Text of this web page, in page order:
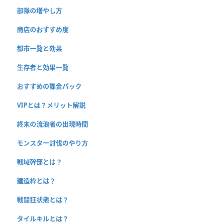
部隊の増やし方
商店のおすすめ度
都市一覧と効果
生存者と効果一覧
おすすめの課金パック
VIPとは？メリット解説
終末の流浪者の出現時間
モンスター討伐のやり方
戦域幹部とは？
建造枠とは？
戦闘狂状態とは？
タイルキルとは？